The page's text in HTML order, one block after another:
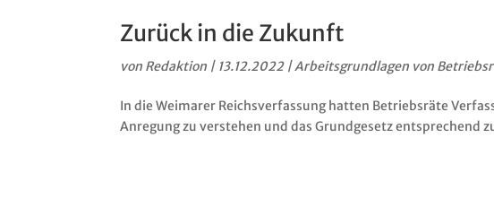
Zurück in die Zukunft
von Redaktion | 13.12.2022|Arbeitsgrundlagen von
In die Weimarer Reichsverfassung hatten Betriebsräte
Anregung zu verstehen und das Grundgesetz entsprechend